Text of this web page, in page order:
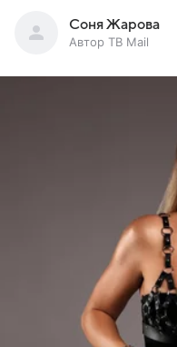
Соня Жарова
Автор ТВ Mail